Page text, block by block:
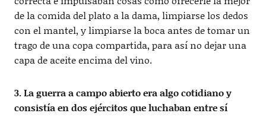
de la comida del plato a la dama, limpiarse los dedos
con el mantel, y limpiarse la boca antes de tomar un
trago de una copa compartida, para así no dejar una
capa de aceite encima del vino.
3. La guerra a campo abierto era algo cotidiano y
consistía en dos ejércitos que luchaban entre sí